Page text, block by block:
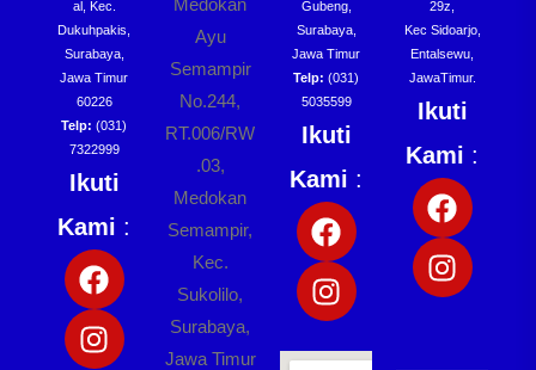
al, Kec.
Dukuhpakis,
Surabaya,
Jawa Timur
60226
Telp: (031)
7322999
Ikuti
Kami :
Medokan
Ayu
Semampir
No.244,
RT.006/RW
.03,
Medokan
Semampir,
Kec.
Sukolilo,
Surabaya,
Jawa Timur
Gubeng,
Surabaya,
Jawa Timur
Telp: (031)
5035599
Ikuti
Kami :
29z,
Kec Sidoarjo,
Entalsewu,
JawaTimur.
Ikuti
Kami :